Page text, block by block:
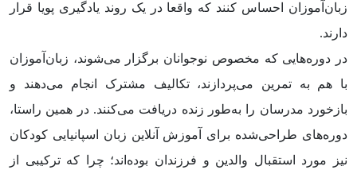
زبان‌آموزان احساس کنند که واقعا در یک روند یادگیری پویا قرار
دارند.
در دوره‌هایی که مخصوص نوجوانان برگزار می‌شوند، زبان‌آموزان
با هم به تمرین می‌پردازند، تکالیف مشترک انجام می‌دهند و
بازخورد مدرسان را به‌طور زنده دریافت می‌کنند. در همین راستا،
دوره‌های طراحی‌شده برای آموزش آنلاین زبان اسپانیایی کودکان
نیز مورد استقبال والدین و فرزندان بوده‌اند؛ چرا که ترکیبی از